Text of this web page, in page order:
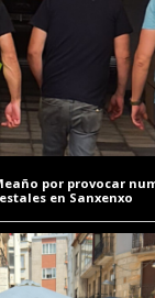
por provocar
en Sanxenxo